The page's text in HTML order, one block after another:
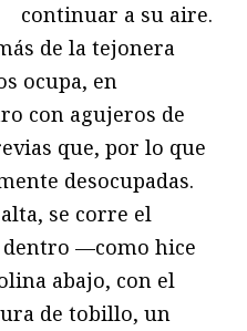
continuar a su aire.
de la tejonera
ocupa, en
con agujeros de
que, por lo que
desocupadas.
se corre el
—como hice
abajo, con el
de tobillo, un